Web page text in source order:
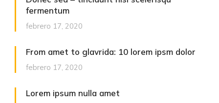
fermentum
febrero 17, 2020
From amet to glavrida: 10 lorem ipsm dolor
febrero 17, 2020
Lorem ipsum nulla amet